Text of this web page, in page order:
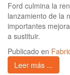
Ford culmina la
lanzamiento de la
importantes
a sustituir.
Publicado en
Leer más ...